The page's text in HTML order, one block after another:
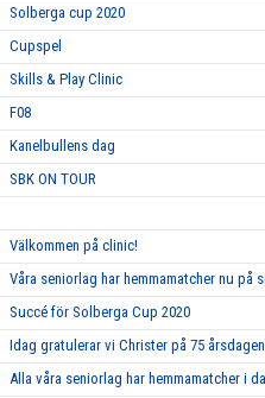
Solberga cup 2020
Cupspel
Skills & Play Clinic
F08
Kanelbullens dag
SBK ON TOUR
Välkommen på clinic!
Våra seniorlag har hemmamatcher nu på
Succé för Solberga Cup 2020
Idag gratulerar vi Christer på 75
Alla våra seniorlag har hemmamatcher i